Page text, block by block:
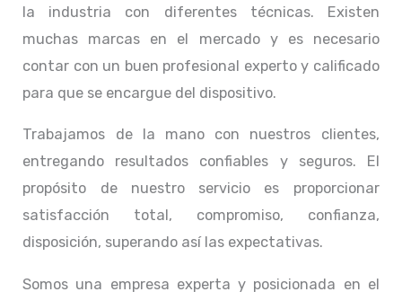
la industria con diferentes técnicas. Existen
muchas marcas en el mercado y es necesario
contar con un buen profesional experto y calificado
para que se encargue del dispositivo.
Trabajamos de la mano con nuestros clientes,
entregando resultados confiables y seguros. El
propósito de nuestro servicio es proporcionar
satisfacción total, compromiso, confianza,
disposición, superando así las expectativas.
Somos una empresa experta y posicionada en el